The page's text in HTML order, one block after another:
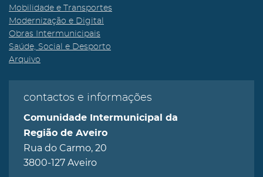
Mobilidade e Transportes
Modernização e Digital
Obras Intermunicipais
Saúde, Social e Desporto
Arquivo
contactos e informações
Comunidade Intermunicipal da
Região de Aveiro
Rua do Carmo, 20
3800-127 Aveiro